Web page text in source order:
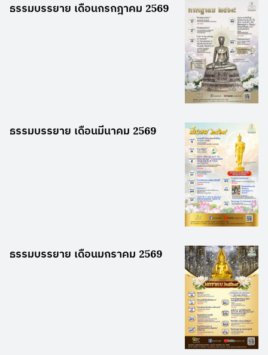
ธรรมบรรยาย เดือนกรกฎาคม 2569
ธรรมบรรยาย เดือนมีนาคม 2569
ธรรมบรรยาย เดือนมกราคม 2569